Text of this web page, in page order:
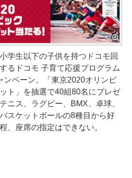
学生以下の子供を持つドコモ回
るドコモ 子育て応援プログラム
ンペーン。「東京2020オリンピ
ト」を抽選で40組80名にプレゼ
ニス、ラグビー、BMX、卓球、
スケットボールの8種目から好
、座席の指定はできない。